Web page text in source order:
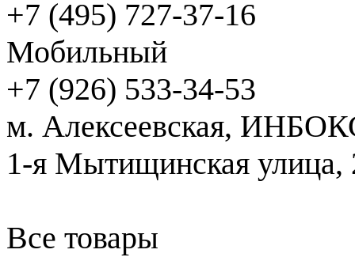
+7 (495) 727-37-16
Мобильный
+7 (926) 533-34-53
м. Алексеевская,
1-я Мытищинская улица,
Все товары